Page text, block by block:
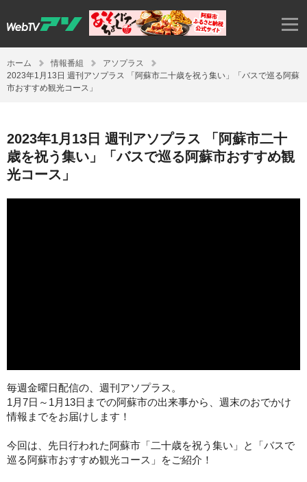
ホーム 情報番組
アソプラス
2023年1月13日 週刊アソプラス 「阿蘇市二十歳を祝う集い」「バスで巡る阿蘇
市おすすめ観光コース」
2023年1月13日 週刊アソプラス 「阿蘇市二十
歳を祝う集い」「バスで巡る阿蘇市おすすめ観
光コース」
毎週金曜日配信の、週刊アソプラス。
1月7日～1月13日までの阿蘇市の出来事から、週末のおでかけ
情報までをお届けします！
今回は、先日行われた阿蘇市「二十歳を祝う集い」と「バスで
巡る阿蘇市おすすめ観光コース」をご紹介！